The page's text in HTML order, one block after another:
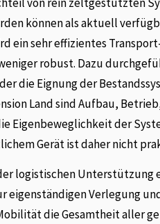
können als aktuell
ein sehr effizientes
robust. Dazu
die Eignung der
Land sind Aufbau,
Eigenbeweglichkeit der
Gerät ist daher nicht
logistischen Unterstützung
eigenständigen Verlegung
die Gesamtheit aller